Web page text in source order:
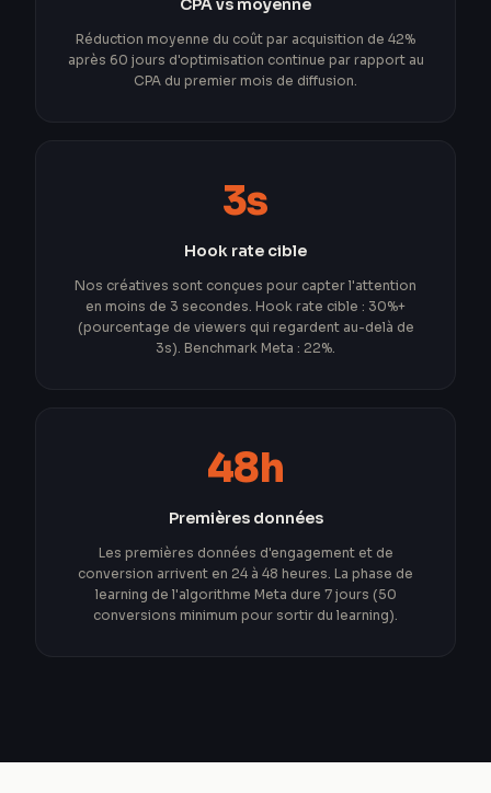
CPA vs moyenne
Réduction moyenne du coût par acquisition de 42%
après 60 jours d'optimisation continue par rapport au
CPA du premier mois de diffusion.
3s
Hook rate cible
Nos créatives sont conçues pour capter l'attention
en moins de 3 secondes. Hook rate cible : 30%+
(pourcentage de viewers qui regardent au-delà de
3s). Benchmark Meta : 22%.
48h
Premières données
Les premières données d'engagement et de
conversion arrivent en 24 à 48 heures. La phase de
learning de l'algorithme Meta dure 7 jours (50
conversions minimum pour sortir du learning).